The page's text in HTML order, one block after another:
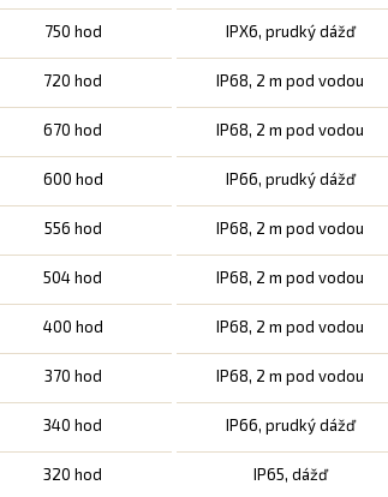
750 hod IPX6, prudký dážď
720 hod IP68, 2 m pod vodou
670 hod IP68, 2 m pod vodou
600 hod IP66, prudký dážď
556 hod IP68, 2 m pod vodou
504 hod IP68, 2 m pod vodou
400 hod IP68, 2 m pod vodou
370 hod IP68, 2 m pod vodou
340 hod IP66, prudký dážď
320 hod IP65, dážď